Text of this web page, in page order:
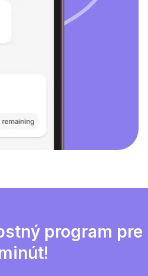
program